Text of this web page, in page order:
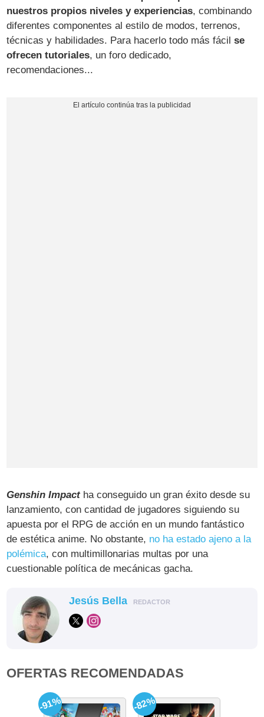
nuestros propios niveles y experiencias, combinando
diferentes componentes al estilo de modos, terrenos,
técnicas y habilidades. Para hacerlo todo más fácilse
ofrecen tutoriales, un foro dedicado,
recomendaciones...
Genshin Impactha conseguido un gran éxito desde su
lanzamiento, con cantidad de jugadores siguiendo su
apuesta por el RPG de acción en un mundo fantástico
de estética anime. No obstante, no ha estado ajeno a la
polémica, con multimillonarias multas por una
cuestionable política de mecánicas gacha.
Jesús Bella REDACTOR
OFERTAS RECOMENDADAS
-91% -82%